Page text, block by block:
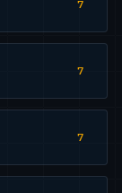
7
7
7